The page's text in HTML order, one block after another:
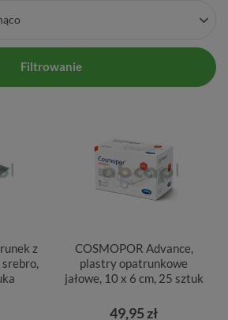
Filtrowanie
z
COSMOPOR Advance,
plastry opatrunkowe
jałowe, 10 x 6 cm, 25 sztuk
49,95 zł